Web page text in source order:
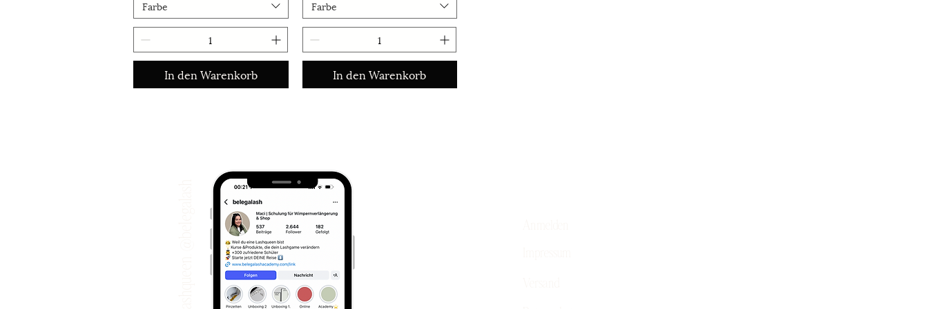
Farbe
In den Warenkorb
Farbe
In den Warenkorb